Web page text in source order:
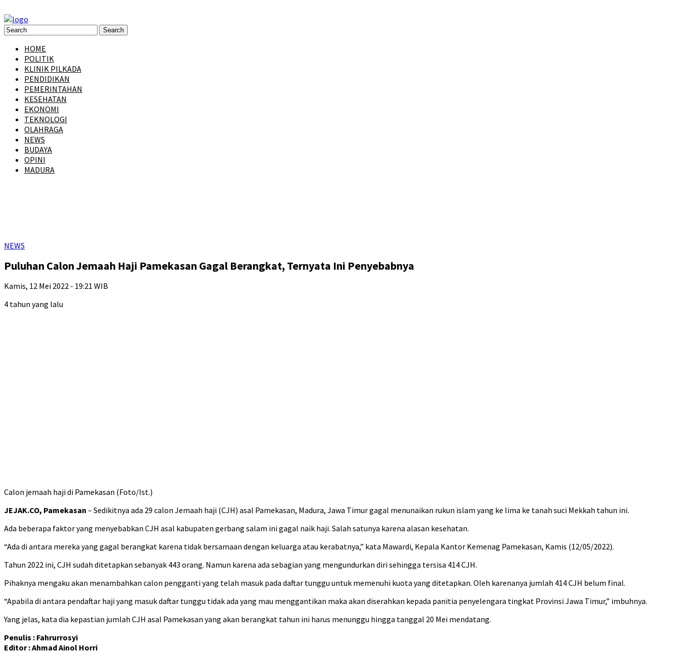
HOME
POLITIK
KLINIK PILKADA
PENDIDIKAN
PEMERINTAHAN
KESEHATAN
EKONOMI
TEKNOLOGI
OLAHRAGA
NEWS
BUDAYA
OPINI
MADURA
NEWS
Puluhan Calon Jemaah Haji Pamekasan Gagal Berangkat, Ternyata Ini Penyebabnya
Kamis, 12 Mei 2022 - 19:21 WIB
4 tahun yang lalu
Calon jemaah haji di Pamekasan (Foto/Ist.)
JEJAK.CO, Pamekasan – Sedikitnya ada 29 calon Jemaah haji (CJH) asal Pamekasan, Madura, Jawa Timur gagal menunaikan rukun islam yang ke lima ke tanah suci Mekkah tahun ini.
Ada beberapa faktor yang menyebabkan CJH asal kabupaten gerbang salam ini gagal naik haji. Salah satunya karena alasan kesehatan.
“Ada di antara mereka yang gagal berangkat karena tidak bersamaan dengan keluarga atau kerabatnya,” kata Mawardi, Kepala Kantor Kemenag Pamekasan, Kamis (12/05/2022).
Tahun 2022 ini, CJH sudah ditetapkan sebanyak 443 orang. Namun karena ada sebagian yang mengundurkan diri sehingga tersisa 414 CJH.
Pihaknya mengaku akan menambahkan calon pengganti yang telah masuk pada daftar tunggu untuk memenuhi kuota yang ditetapkan. Oleh karenanya jumlah 414 CJH belum final.
“Apabila di antara pendaftar haji yang masuk daftar tunggu tidak ada yang mau menggantikan maka akan diserahkan kepada panitia penyelengara tingkat Provinsi Jawa Timur,” imbuhnya.
Yang jelas, kata dia kepastian jumlah CJH asal Pamekasan yang akan berangkat tahun ini harus menunggu hingga tanggal 20 Mei mendatang.
Penulis : Fahrurrosyi
Editor : Ahmad Ainol Horri